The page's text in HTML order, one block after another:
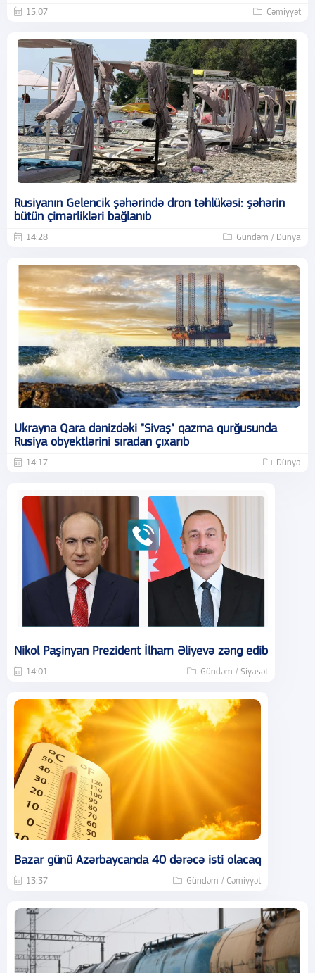
15:07 Cəmiyyət
Rusiyanın Gelencik şəhərində dron təhlükəsi: şəhərin
bütün çimərlikləri bağlanıb
14:28 Gündəm / Dünya
Ukrayna Qara dənizdəki "Sivaş" qazma qurğusunda
Rusiya obyektlərini sıradan çıxarıb
14:17 Dünya
Nikol Paşinyan Prezident İlham Əliyevə zəng edib
14:01 Gündəm / Siyasət
Bazar günü Azərbaycanda 40 dərəcə isti olacaq
13:37 Gündəm / Cəmiyyət